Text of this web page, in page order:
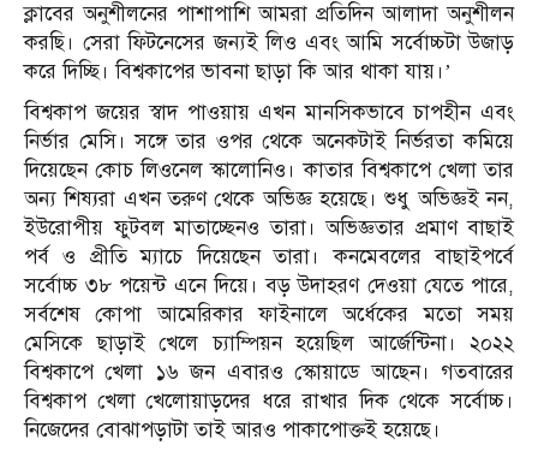
ক্লাবের অনুশীলনের পাশাপাশি আমরা প্রতিদিন আলাদা অনুশীলন
করছি। সেরা ফিটনেসের জন্যই লিও এবং আমি সর্বোচ্চটা উজাড়
করে দিচ্ছি। বিশ্বকাপের ভাবনা ছাড়া কি আর থাকা যায়।’
বিশ্বকাপ জয়ের স্বাদ পাওয়ায় এখন মানসিকভাবে চাপহীন এবং
নির্ভার মেসি। সঙ্গে তার ওপর থেকে অনেকটাই নির্ভরতা কমিয়ে
দিয়েছেন কোচ লিওনেল স্কালোনিও। কাতার বিশ্বকাপে খেলা তার
অন্য শিষ্যরা এখন তরুণ থেকে অভিজ্ঞ হয়েছে। শুধু অভিজ্ঞই নন,
ইউরোপীয় ফুটবল মাতাচ্ছেনও তারা। অভিজ্ঞতার প্রমাণ বাছাই
পর্ব ও প্রীতি ম্যাচে দিয়েছেন তারা। কনমেবলের বাছাইপর্বে
সর্বোচ্চ ৩৮ পয়েন্ট এনে দিয়ে। বড় উদাহরণ দেওয়া যেতে পারে,
সর্বশেষ কোপা আমেরিকার ফাইনালে অর্ধেকের মতো সময়
মেসিকে ছাড়াই খেলে চ্যাম্পিয়ন হয়েছিল আর্জেন্টিনা। ২০২২
বিশ্বকাপে খেলা ১৬ জন এবারও স্কোয়াডে আছেন। গতবারের
বিশ্বকাপ খেলা খেলোয়াড়দের ধরে রাখার দিক থেকে সর্বোচ্চ।
নিজেদের বোঝাপড়াটা তাই আরও পাকাপোক্তই হয়েছে।